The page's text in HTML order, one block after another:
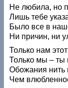
Не любила, но
Лишь тебе
Было все в
Ни причин, ни
Только нам
Только мы – ты
Обожания нить
Чем